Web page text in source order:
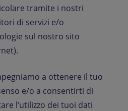
tramite i nostri
di servizi e/o
sul nostro sito
a ottenere il tuo
e/o a consentirti di
l’utilizzo dei tuoi dati